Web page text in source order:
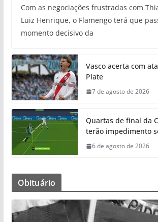
Com as negociações frustradas com
Luiz Henrique, o Flamengo terá que
momento decisivo da
Vasco acerta com
Plate
7 de agosto de 2026
Quartas de final da
terão impedimento
6 de agosto de 2026
Obituário